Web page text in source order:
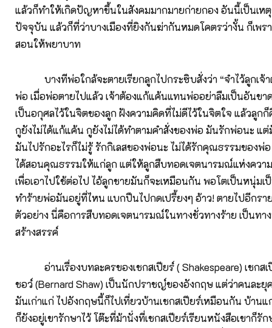
แล้วก็ทำให้เกิดปัญหาขึ้นในสังคมมากมายก่ายกอง อันนี้เป็นเห
ปัจจุบัน แล้วก็ที่ว่าบางเมืองที่ยิงกันฆ่ากันหมดโคตรว่างั้น ก็เพร
สอนให้พยาบาท
บางทีพ่อใกล้จะตายเรียกลูกไปกระซิบสั่งว่า “จำไว้ลูกเจ้
พ่อ เมื่อพ่อตายไปแล้ว เจ้าต้องแก้แค้นแทนพ่ออย่าลืมเป็นอันขา
เป็นอกุศลไว้ในจิตของลูก ฝังความคิดที่ไม่ดีไว้ในจิตใจ แล้วลูกก็
กูยังไม่ได้แก้แค้น กูยังไม่ได้ทำตามคำสั่งของพ่อ มันรักพ่อนะ แ
มันไปรักอะไรก็ไม่รู้ รักกิเลสของพ่อนะ ไม่ได้รักคุณธรรมของพ่
ได้สอนคุณธรรมให้แก่ลูก แต่ให้ลูกสืบทอดเจตนารมณ์แห่งควา
เพื่อเอาไปใช้ต่อไป ไอ้ลูกชายมันก็จะเหมือนกัน พอโตเป็นหนุ่ม
ทำร้ายพ่อมันอยู่ที่ไหน แบกปืนไปกดเปรี้ยงๆ อ้าว! ตายไปอีกรา
ตัวอย่าง นี่คือการสืบทอดเจตนารมณ์ในทางชั่วทางร้าย เป็นทา
สร้างสรรค์
อ่านเรื่องบทละครของเชกสเปียร์ ( Shakespeare) เชกสเ
ชอว์ (Bernard Shaw) เป็นนักปราชญ์ของอังกฤษ แต่ว่าคนละยุ
มันเก่าแก่ ไปอังกฤษนี้ก็ไปเที่ยวบ้านเชกสเปียร์เหมือนกัน บ้าน
ก็ยังอยู่เขารักษาไว้ โต๊ะที่ม้านั่งที่เชกสเปียร์เรียนหนังสือเขาก็รั